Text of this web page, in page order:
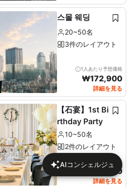
스몰 웨딩
20~50名
3件のレイアウト
1人あたり予想価格
₩172,900
詳細を見る
【石宴】1st Bi
rthday Party
10~50名
2件のレイアウト
1人あたり予想価格
137,680
詳細を見る
AIコンシェルジュ